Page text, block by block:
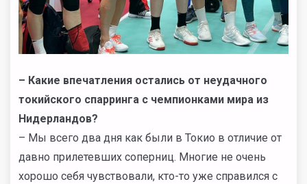
– Какие впечатления остались от неудачного
токийского спарринга с чемпионками мира из
Нидерландов?
– Мы всего два дня как были в Токио в отличие от
давно прилетевших соперниц. Многие не очень
хорошо себя чувствовали, кто-то уже справился с